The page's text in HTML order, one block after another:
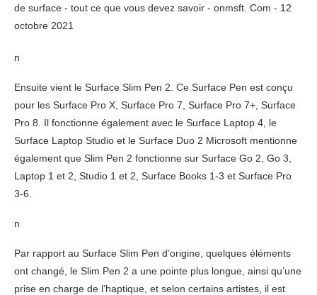
n
Ensuite vient le Surface Slim Pen 2. Ce Surface Pen est conçu
pour les Surface Pro X, Surface Pro 7, Surface Pro 7+, Surface
Pro 8. Il fonctionne également avec le Surface Laptop 4, le
Surface Laptop Studio et le Surface Duo 2 Microsoft mentionne
également que Slim Pen 2 fonctionne sur Surface Go 2, Go 3,
Laptop 1 et 2, Studio 1 et 2, Surface Books 1-3 et Surface Pro
3-6.
n
Par rapport au Surface Slim Pen d’origine, quelques éléments
ont changé, le Slim Pen 2 a une pointe plus longue, ainsi qu’une
prise en charge de l’haptique, et selon certains artistes, il est